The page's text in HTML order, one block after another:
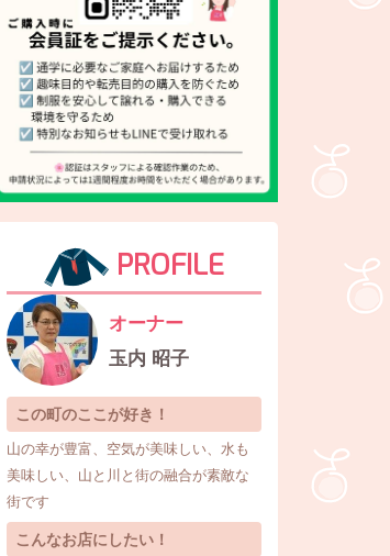
PROFILE
オーナー
玉内 昭子
この町のここが好き！
山の幸が豊富、空気が美味しい、水も
美味しい、山と川と街の融合が素敵な
街です
こんなお店にしたい！